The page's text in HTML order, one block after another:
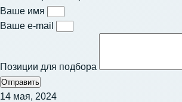
Ваше имя
Ваше e-mail
Позиции для подбора
Отправить
14 мая, 2024